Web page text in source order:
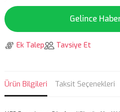
Gelince
Ek Talep Tavsiye Et
Ürün Bilgileri Taksit Seçenekleri